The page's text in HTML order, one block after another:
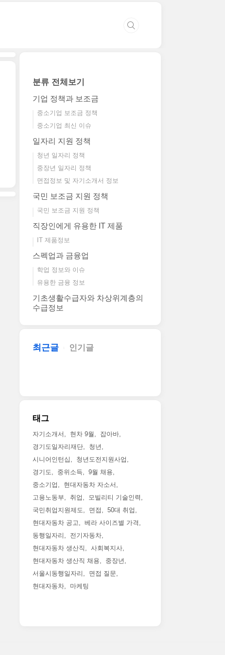
분류 전체보기
기업 정책과 보조금
중소기업 보조금 정책
중소기업 최신 이슈
일자리 지원 정책
청년 일자리 정책
중장년 일자리 정책
면접정보 및 자기소개서 정보
국민 보조금 지원 정책
국민 보조금 지원 정책
직장인에게 유용한 IT 제품
IT 제품정보
스펙업과 금융업
학업 정보와 이슈
유용한 금융 정보
기초생활수급자와 차상위계층의
수급정보
최근글 인기글
태그
자기소개서 현차 9월
잡아바
경기도일자리재단
청년
시니어인턴십
청년도전지원사업
경기도
중위소득
9월 채용
중소기업
현대자동차 자소서
고용노동부
취업
모빌리티 기술인력
국민취업지원제도
면접
50대 취업
현대자동차 공고
베라 사이즈별 가격
동행일자리
전기자동차
현대자동차 생산직
사회복지사
현대자동차 생산직 채용
중장년
서울시동행일자리
면접 질문
현대자동차
마케팅